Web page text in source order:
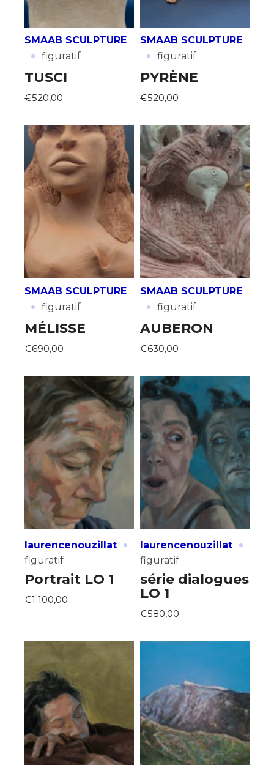
SMAAB SCULPTURE
· figuratif
TUSCI
€520,00
SMAAB SCULPTURE
· figuratif
PYRÈNE
€520,00
SMAAB SCULPTURE
· figuratif
MÉLISSE
€690,00
SMAAB SCULPTURE
· figuratif
AUBERON
€630,00
laurencenouzillat ·
figuratif
Portrait LO 1
€1 100,00
laurencenouzillat ·
figuratif
série dialogues
LO 1
€580,00